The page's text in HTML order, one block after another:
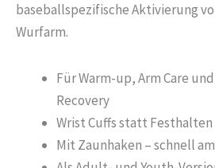
baseballspezifische Aktivierung
Wurfarm.
Für Warm-up, Arm Care
Recovery
Wrist Cuffs statt
Mit Zaunhaken – schnell